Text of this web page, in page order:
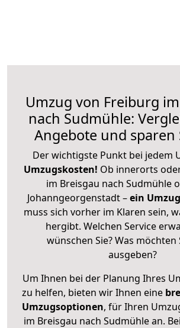
Umzug von Freiburg
nach Sudmühle:
Angebote und sparen
Der wichtigste Punkt bei jedem
Umzugskosten! Ob innerorts
im Breisgau nach Sudmühle
Johanngeorgenstadt –ein
muss sich vorher im Klaren sein,
hergibt. Welchen Service
wünschen Sie? Was möchten
ausgeben?
Um Ihnen bei der Planung Ihres
zu helfen, bieten wir Ihnen eine
Umzugsoptionen, für Ihren
im Breisgau nach Sudmühle an.